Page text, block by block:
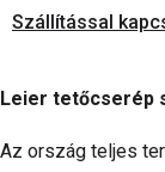
Szállítással
Leier tetőcserép
Az ország teljes